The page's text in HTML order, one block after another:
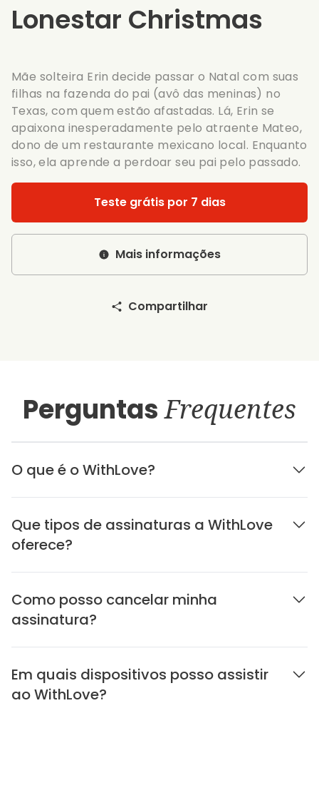
Lonestar Christmas
Mãe solteira Erin decide passar o Natal com suas
filhas na fazenda do pai (avô das meninas) no
Texas, com quem estão afastadas. Lá, Erin se
apaixona inesperadamente pelo atraente Mateo,
dono de um restaurante mexicano local. Enquanto
isso, ela aprende a perdoar seu pai pelo passado.
Teste grátis por 7 dias
Mais informações
Compartilhar
PerguntasFrequentes
O que é o WithLove?
Que tipos de assinaturas a WithLove
oferece?
Como posso cancelar minha
assinatura?
Em quais dispositivos posso assistir
ao WithLove?